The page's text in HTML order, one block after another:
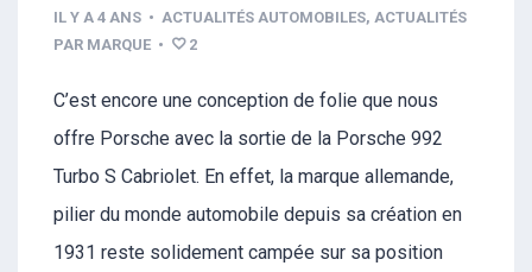
IL Y A 4 ANS • ACTUALITÉS AUTOMOBILES, ACTUALITÉS
PAR MARQUE • 2
C’est encore une conception de folie que nous
offre Porsche avec la sortie de la Porsche 992
Turbo S Cabriolet. En effet, la marque allemande,
pilier du monde automobile depuis sa création en
1931 reste solidement campée sur sa position